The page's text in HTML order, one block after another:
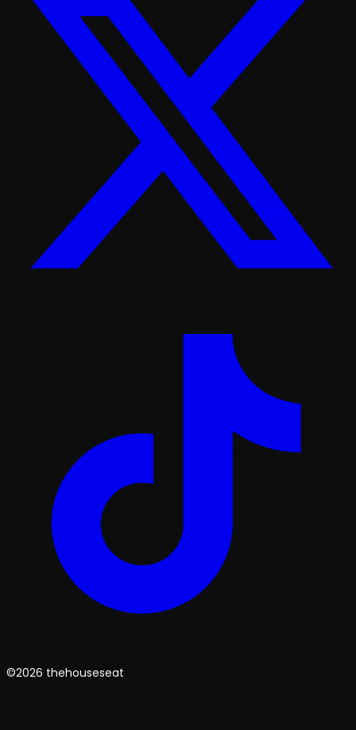
©2026 thehouseseat